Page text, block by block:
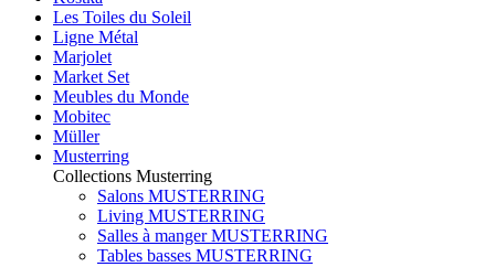
Les Toiles du Soleil
Ligne Métal
Marjolet
Market Set
Meubles du Monde
Mobitec
Müller
Musterring
Collections Musterring
Salons MUSTERRING
Living MUSTERRING
Salles à manger MUSTERRING
Tables basses MUSTERRING